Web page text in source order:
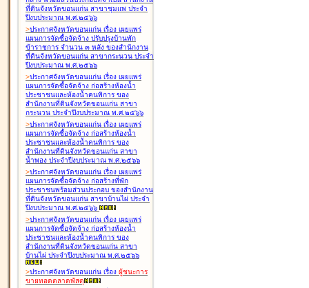
ที่ดินจังหวัดขอนแก่น สาขาชุมแพ ประจำ
ปีงบประมาณ พ.ศ.๒๕๖๖
>ประกาศจังหวัดขอนแก่น เรื่อง เผยแพร่
แผนการจัดซื้อจัดจ้าง ปรับปรุงบ้านพัก
ข้าราชการ จำนวน ๓ หลัง ของสำนักงาน
ที่ดินจังหวัดขอนแก่น สาขากระนวน ประจำ
ปีงบประมาณ พ.ศ.๒๕๖๖
>ประกาศจังหวัดขอนแก่น เรื่อง เผยแพร่
แผนการจัดซื้อจัดจ้าง ก่อสร้างห้องน้ำ
ประชาชนและห้องน้ำคนพิการ ของ
สำนักงานที่ดินจังหวัดขอนแก่น สาขา
กระนวน ประจำปีงบประมาณ พ.ศ.๒๕๖๖
>ประกาศจังหวัดขอนแก่น เรื่อง เผยแพร่
แผนการจัดซื้อจัดจ้าง ก่อสร้างห้องน้ำ
ประชาชนและห้องน้ำคนพิการ ของ
สำนักงานที่ดินจังหวัดขอนแก่น สาขา
น้ำพอง ประจำปีงบประมาณ พ.ศ.๒๕๖๖
>ประกาศจังหวัดขอนแก่น เรื่อง เผยแพร่
แผนการจัดซื้อจัดจ้าง ก่อสร้างที่พัก
ประชาชนพร้อมส่วนประกอบ ของสำนักงาน
ที่ดินจังหวัดขอนแก่น สาขาบ้านไผ่ ประจำ
ปีงบประมาณ พ.ศ.๒๕๖๖
>ประกาศจังหวัดขอนแก่น เรื่อง เผยแพร่
แผนการจัดซื้อจัดจ้าง ก่อสร้างห้องน้ำ
ประชาชนและห้องน้ำคนพิการ ของ
สำนักงานที่ดินจังหวัดขอนแก่น สาขา
บ้านไผ่ ประจำปีงบประมาณ พ.ศ.๒๕๖๖
>ประกาศจังหวัดขอนแก่น เรื่อง ผู้ชนะการ
ขายทอดตลาดพัสดุ